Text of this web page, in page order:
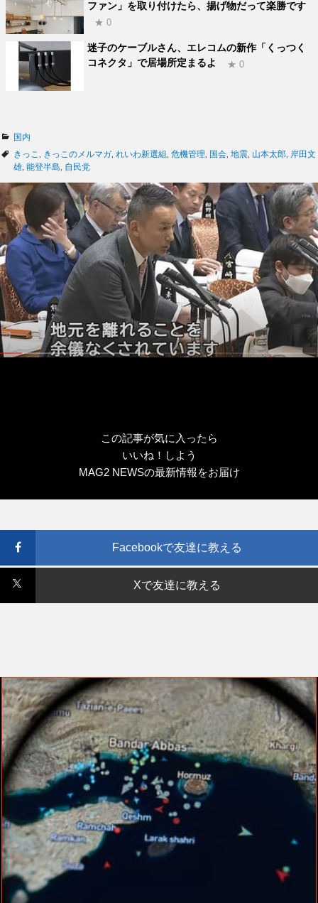
ファン」を取り付けたら、揚げ物だって楽勝です
★ 0
迷子のケーブルさん、エレコムの新作「くっつく
コネクタ」で居場所定まるよ
★ 0
カ
テ
ゴ
ー
国内
タ
グ
きっこ きっこのメルマガ れいわ新選組 危機管理 国会 地震 山本太郎
岸田文
雄 能登半島 自民党
この記事が気に入ったら
いいね！しよう
MAG2 NEWSの最新情報をお届け
Facebookで友達に教える
Xで友達に教える